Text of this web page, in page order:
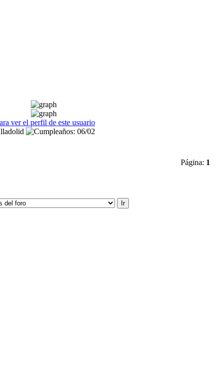
Página: 1